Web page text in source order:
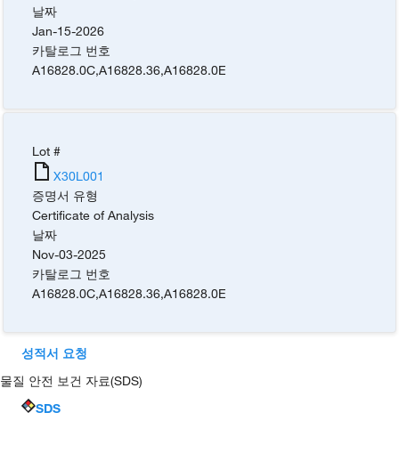
날짜
Jan-15-2026
카탈로그 번호
A16828.0C,A16828.36,A16828.0E
Lot #
X30L001
증명서 유형
Certificate of Analysis
날짜
Nov-03-2025
카탈로그 번호
A16828.0C,A16828.36,A16828.0E
성적서 요청
물질 안전 보건 자료(SDS)
SDS